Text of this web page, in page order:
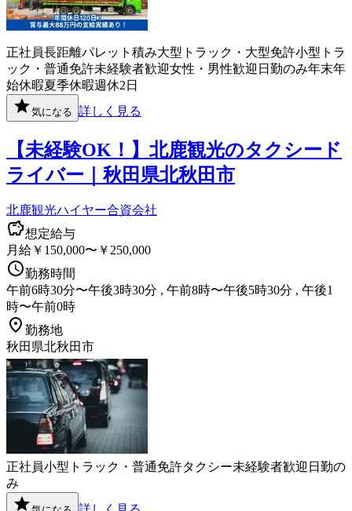
正社員長距離パレット積み大型トラック・大型免許小型トラ
ック・普通免許未経験者歓迎女性・男性歓迎 日勤のみ年末年
始休暇夏季休暇週休2日
気になる 詳しく見る
【未経験OK！】北鹿観光のタクシード
ライバー｜秋田県北秋田市
北鹿観光ハイヤー合資会社
想定給与
月給￥150,000〜￥250,000
勤務時間
午前6時30分〜午後3時30分 , 午前8時〜午後5時30分 , 午後1
時〜午前0時
勤務地
秋田県北秋田市
正社員小型トラック・普通免許タクシー未経験者歓迎 日勤の
み